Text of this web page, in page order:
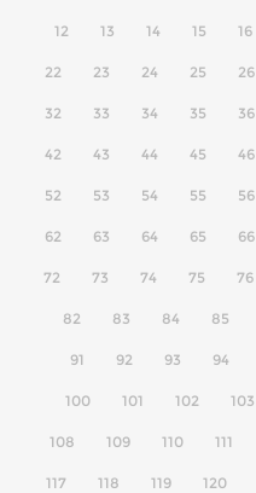
12 13 14 15 16
22 23 24 25 26
32 33 34 35 36
42 43 44 45 46
52 53 54 55 56
62 63 64 65 66
72 73 74 75 76
82 83 84 85
91 92 93 94
100 101 102 103
108 109 110 111
117 118 119 120